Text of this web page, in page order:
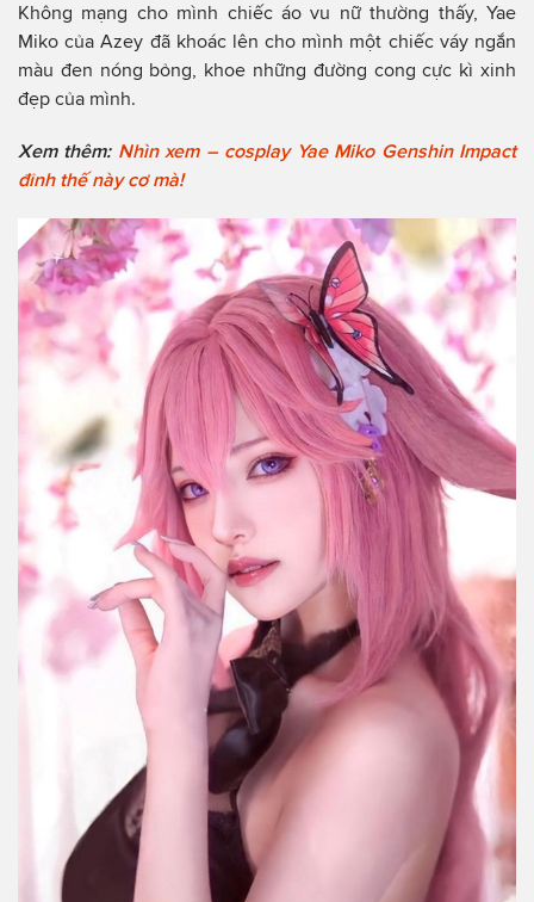
Không mạng cho mình chiếc áo vu nữ thường thấy, Yae
Miko của Azey đã khoác lên cho mình một chiếc váy ngắn
màu đen nóng bỏng, khoe những đường cong cực kì xinh
đẹp của mình.
Xem thêm: Nhìn xem – cosplay Yae Miko Genshin Impact
đỉnh thế này cơ mà!